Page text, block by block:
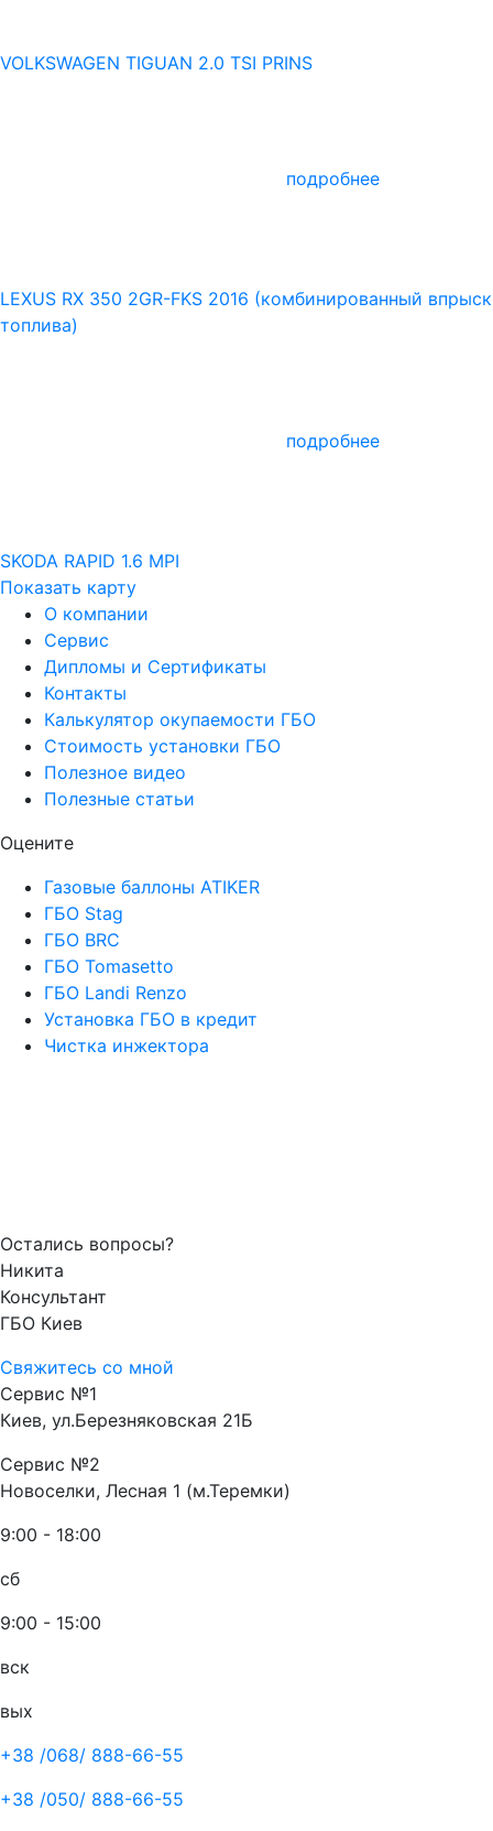
VOLKSWAGEN TIGUAN 2.0 TSI PRINS
подробнее
LEXUS RX 350 2GR-FKS 2016 (комбинированный впрыск
топлива)
подробнее
SKODA RAPID 1.6 MPI
Показать карту
О компании
Сервис
Дипломы и Сертификаты
Контакты
Калькулятор окупаемости ГБО
Стоимость установки ГБО
Полезное видео
Полезные статьи
Оцените
Газовые баллоны ATIKER
ГБО Stag
ГБО BRC
ГБО Tomasetto
ГБО Landi Renzo
Установка ГБО в кредит
Чистка инжектора
Остались вопросы?
Никита
Консультант
ГБО Киев
Свяжитесь со мной
Сервис №1
Киев, ул.Березняковская 21Б
Сервис №2
Новоселки, Лесная 1 (м.Теремки)
9:00 - 18:00
сб
9:00 - 15:00
вск
вых
+38 /068/ 888-66-55
+38 /050/ 888-66-55